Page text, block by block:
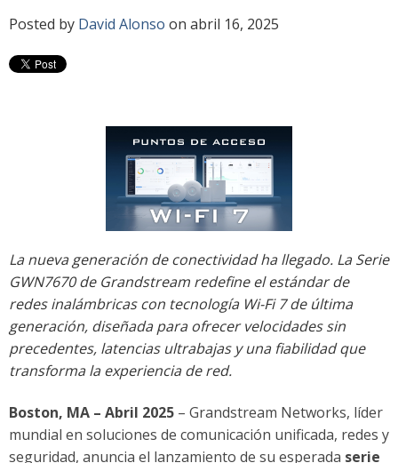
Posted by David Alonso on abril 16, 2025
La nueva generación de conectividad ha llegado. La Serie
GWN7670 de Grandstream redefine el estándar de
redes inalámbricas con tecnología Wi-Fi 7 de última
generación, diseñada para ofrecer velocidades sin
precedentes, latencias ultrabajas y una fiabilidad que
transforma la experiencia de red.
Boston, MA – Abril 2025 – Grandstream Networks, líder
mundial en soluciones de comunicación unificada, redes y
seguridad, anuncia el lanzamiento de su esperada serie